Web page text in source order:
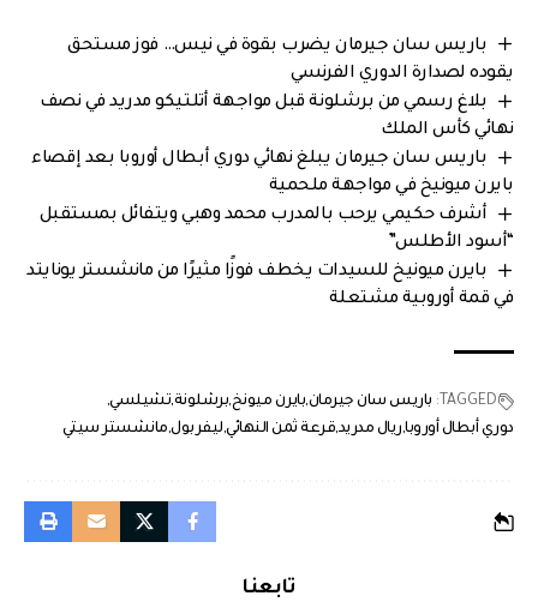
باريس سان جيرمان يضرب بقوة في نيس… فوز مستحق
يقوده لصدارة الدوري الفرنسي
بلاغ رسمي من برشلونة قبل مواجهة أتلتيكو مدريد في نصف
نهائي كأس الملك
باريس سان جيرمان يبلغ نهائي دوري أبطال أوروبا بعد إقصاء
بايرن ميونيخ في مواجهة ملحمية
أشرف حكيمي يرحب بالمدرب محمد وهبي ويتفائل بمستقبل
“أسود الأطلس”
بايرن ميونيخ للسيدات يخطف فوزًا مثيرًا من مانشستر يونايتد
في قمة أوروبية مشتعلة
TAGGED: باريس سان جيرمانبايرن ميونخبرشلونةتشيلسي
دوري أبطال أوروبا ريال مدريدقرعة ثمن النهائي ليفربول مانشستر سيتي
تابعنا